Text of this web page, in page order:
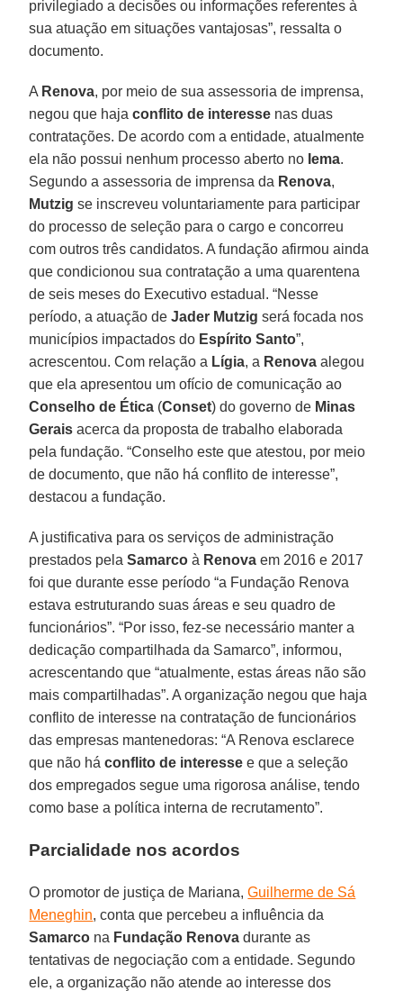
privilegiado a decisões ou informações referentes à
sua atuação em situações vantajosas”, ressalta o
documento.
A Renova, por meio de sua assessoria de imprensa,
negou que hajaconflito de interesse nas duas
contratações. De acordo com a entidade, atualmente
ela não possui nenhum processo aberto no Iema.
Segundo a assessoria de imprensa da Renova,
Mutzig se inscreveu voluntariamente para participar
do processo de seleção para o cargo e concorreu
com outros três candidatos. A fundação afirmou ainda
que condicionou sua contratação a uma quarentena
de seis meses do Executivo estadual. “Nesse
período, a atuação deJader Mutzig será focada nos
municípios impactados do Espírito Santo”,
acrescentou. Com relação a Lígia, a Renova alegou
que ela apresentou um ofício de comunicação ao
Conselho de Ética (Conset) do governo de Minas
Gerais acerca da proposta de trabalho elaborada
pela fundação. “Conselho este que atestou, por meio
de documento, que não há conflito de interesse”,
destacou a fundação.
A justificativa para os serviços de administração
prestados pelaSamarco à Renova em 2016 e 2017
foi que durante esse período “a Fundação Renova
estava estruturando suas áreas e seu quadro de
funcionários”. “Por isso, fez-se necessário manter a
dedicação compartilhada da Samarco”, informou,
acrescentando que “atualmente, estas áreas não são
mais compartilhadas”. A organização negou que haja
conflito de interesse na contratação de funcionários
das empresas mantenedoras: “A Renova esclarece
que não háconflito de interesse e que a seleção
dos empregados segue uma rigorosa análise, tendo
como base a política interna de recrutamento”.
Parcialidade nos acordos
O promotor de justiça de Mariana,Guilherme de Sá
Meneghin, conta que percebeu a influência da
Samarco na Fundação Renova durante as
tentativas de negociação com a entidade. Segundo
ele, a organização não atende ao interesse dos